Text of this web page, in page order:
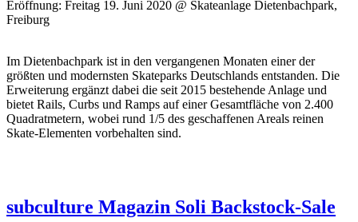
Eröffnung: Freitag 19. Juni 2020 @ Skateanlage Dietenbachpark,
Freiburg
Im Dietenbachpark ist in den vergangenen Monaten einer der
größten und modernsten Skateparks Deutschlands entstanden. Die
Erweiterung ergänzt dabei die seit 2015 bestehende Anlage und
bietet Rails, Curbs und Ramps auf einer Gesamtfläche von 2.400
Quadratmetern, wobei rund 1/5 des geschaffenen Areals reinen
Skate-Elementen vorbehalten sind.
subculture Magazin Soli Backstock-Sale